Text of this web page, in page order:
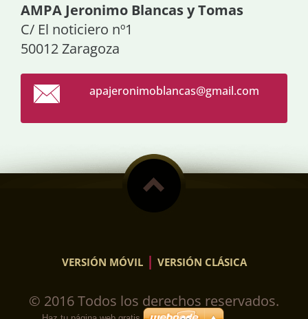
AMPA Jeronimo Blancas y Tomas
C/ El noticiero nº1
50012 Zaragoza
apajeronimoblancas@gmail.com
VERSIÓN MÓVIL | VERSIÓN CLÁSICA
© 2016 Todos los derechos reservados.